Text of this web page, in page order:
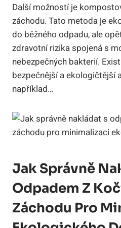
Další možností je
záchodu. Tato metoda je
do běžného odpadu, ale
zdravotní rizika spojená s
nebezpečných bakterií.
bezpečnější a ekologičtější
například…
Jak Správně
Odpadem Z
Záchodu Pro